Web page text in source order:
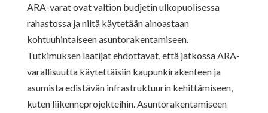
ARA-varat ovat valtion budjetin ulkopuolisessa
rahastossa ja niitä käytetään ainoastaan
kohtuuhintaiseen asuntorakentamiseen.
Tutkimuksen laatijat ehdottavat, että jatkossa ARA-
varallisuutta käytettäisiin kaupunkirakenteen ja
asumista edistävän infrastruktuurin kehittämiseen,
kuten liikenneprojekteihin. Asuntorakentamiseen